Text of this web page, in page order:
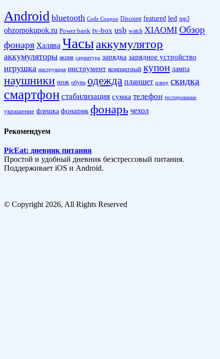
Android bluetooth Code Coupon Discount featured led mp3
obzorpokupok.ru Power bank tv-box usb watch XIAOMI Обзор
фонаря Халява Часыаккумулятор
аккумуляторы акция гарнитура зарядка зарядное устройство
игрушка инструкция инструмент компактный купон лампа
наушники нож обувь одежда планшет плеер скидка
смартфон стабилизация сумка телефон тестирование
украшение флешка фонарик фонарь чехол
Рекомендуем
PicEat: дневник питания
Простой и удобный дневник безстрессовый питания.
Поддерживает iOS и Android.
© Copyright 2026, All Rights Reserved